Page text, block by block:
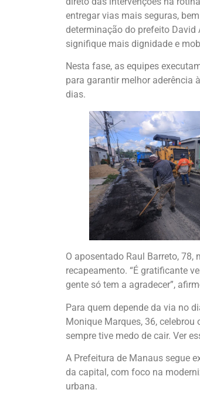
entregar vias mais seguras,
determinação do prefeito David
signifique mais dignidade e
Nesta fase, as equipes
para garantir melhor aderência
dias.
O aposentado Raul Barreto,
recapeamento. “É gratificante
gente só tem a agradecer”,
Para quem depende da via no
Monique Marques, 36,
sempre tive medo de cair. Ver
A Prefeitura de Manaus segue
da capital, com foco na
urbana.